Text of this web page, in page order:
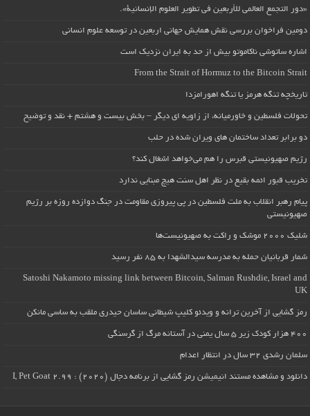
«دور التجمع العالمي للأربعين في تطوير العلوم الإنسانية».
دومین فراخوان بررسی نقش همایش جهانی اربعین در توسعه علوم انسانی
اشاره ساتوشی ناکاموتو بیش از حد به ایران نزدیک است
From the Strait of Hormuz to the Bitcoin Strait
تاریخچه تنگه هرمز یا تنگه اهورامزدا
تحولات فلسطین و خاورمیانه، از زاویه ای دیگر – بخش بیست و هشتم + نقد و توضیح
دو برابر تعداد ساختمان های ویران شده در حلب
رژیم صهیونیستی قبرس را هم می‌خواهد اشغال کند؟
تخریب قبور ائمه بقیع در نظر اهل سنت هیچ مبنایی ندارد
پیام رهبر انقلاب به ملت فلسطین در پی پیروزی مقاومت در جنگ دوازده روزه بر رژیم
صهیونیستی
شلیک ۲۰۰۰ موشک و راکت به صهیونیست‌ها
شمار قربانیان حمله به مدرسه سیدالشهدا به ۸۵ نفر رسید
Satoshi Nakamoto missing link between Bitcoin, Salman Rushdie, Israel and
UK
رمز گشایی از آخرین ترانه و ویدئو کلیپ شیطانی ساسان حیدری ملقب به ساسی مانکن
۴۰۰ هزار کودک زیر ۵ سال یمنی در آستانه مرگ از گرسنگی
سلمان رشدی ۳۲ سال در انتظار اعدام
دانلود و مشاهده مستند انیمیشن رمز گشایی از برنامه دجال (۲۰۲۰) : I, Pet Goat 2.99